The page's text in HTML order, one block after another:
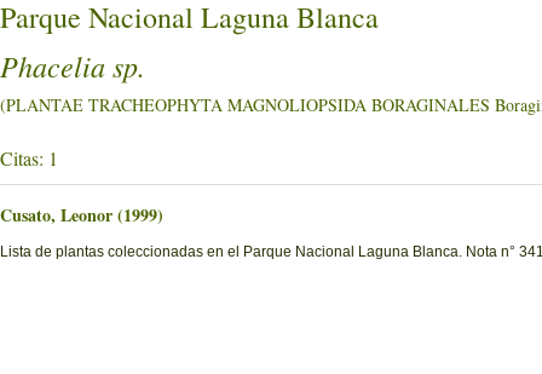
Parque Nacional Laguna Blanca
Phacelia sp.
(PLANTAE TRACHEOPHYTA MAGNOLIOPSIDA BORAGINALES
Citas: 1
Cusato, Leonor (1999)
Lista de plantas coleccionadas en el Parque Nacional Laguna Blanca. Nota n°